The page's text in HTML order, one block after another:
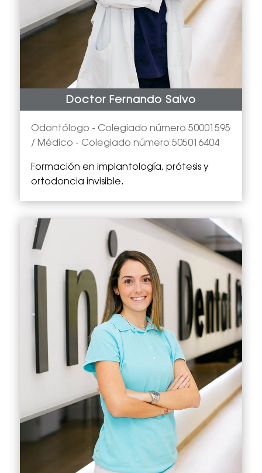
Doctor Fernando Salvo
Odontólogo - Colegiado número 50001595
/ Médico - Colegiado número 505016404
Formación en implantología, prótesis y
ortodoncia invisible.